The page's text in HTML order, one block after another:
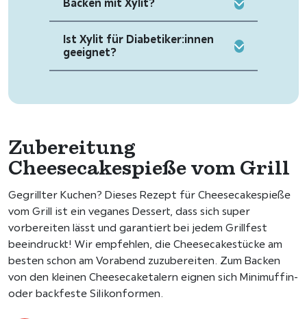
Backen mit Xylit?
Ist Xylit für Diabetiker:innen
geeignet?
Zubereitung
Cheesecakespieße vom Grill
Gegrillter Kuchen? Dieses Rezept für Cheesecakespieße
vom Grill ist ein veganes Dessert, dass sich super
vorbereiten lässt und garantiert bei jedem Grillfest
beeindruckt! Wir empfehlen, die Cheesecakestücke am
besten schon am Vorabend zuzubereiten. Zum Backen
von den kleinen Cheesecaketalern eignen sich Minimuffin-
oder backfeste Silikonformen.